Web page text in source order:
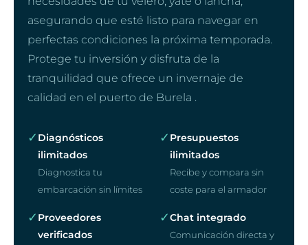
asegurando que esté listo para navegar en
perfectas condiciones la próxima temporada.
Protege tu inversión y disfruta de la
tranquilidad que ofrece un invernaje de
calidad en el puerto de Burela .
✓ Diagnósticos
ilimitados
Diagnostica tu
embarcación sin límites
✓ Presupuestos
ilimitados
Recibe y compara sin
coste para el armador
✓ Proveedores
verificados
✓Chat integrado
Comunicación directa y